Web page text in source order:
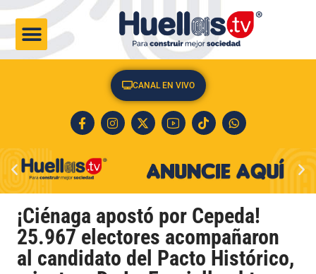
CANAL EN VIVO
¡Ciénaga apostó por Cepeda!
25.967 electores acompañaron
al candidato del Pacto Histórico,